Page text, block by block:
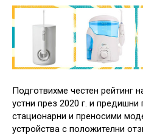
Подготвихме честен рейтинг
устни през 2020 г. и
стационарни и преносими
устройства с положителни